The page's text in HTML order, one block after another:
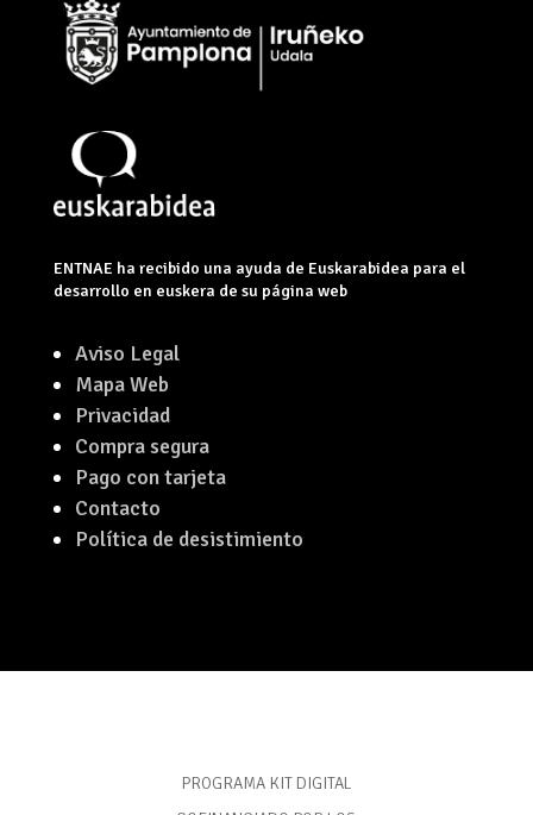
ENTNAE ha recibido una ayuda de Euskarabidea para el
desarrollo en euskera de su página web
Aviso Legal
Mapa Web
Privacidad
Compra segura
Pago con tarjeta
Contacto
Política de desistimiento
PROGRAMA KIT DIGITAL